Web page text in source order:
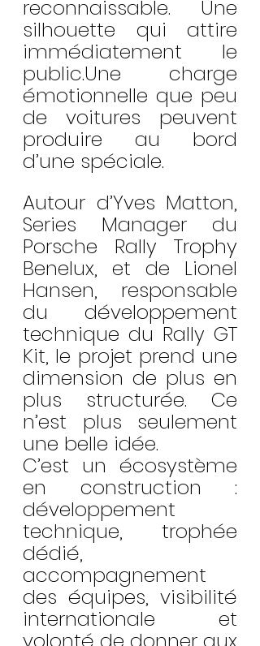
reconnaissable. Une
silhouette qui attire
immédiatement le
public.Une charge
émotionnelle que peu
de voitures peuvent
produire au bord
d’une spéciale.
Autour d’Yves Matton,
Series Manager du
Porsche Rally Trophy
Benelux, et de Lionel
Hansen, responsable
du développement
technique du Rally GT
Kit, le projet prend une
dimension de plus en
plus structurée. Ce
n’est plus seulement
une belle idée.
C’est un écosystème
en construction :
développement
technique, trophée
dédié,
accompagnement
des équipes, visibilité
internationale et
volonté de donner aux